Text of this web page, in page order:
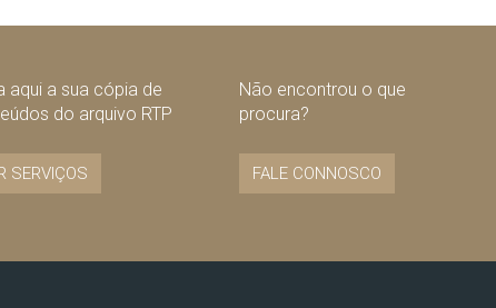
aqui a sua cópia de
do arquivo RTP
SERVIÇOS
Não encontrou o que
procura?
FALE CONNOSCO